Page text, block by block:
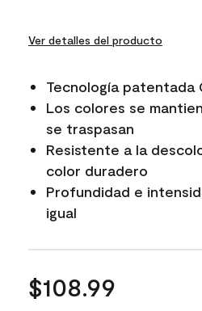
Ver detalles del producto
Tecnología patentada
Los colores se
se traspasan
Resistente a la
color duradero
Profundidad e
igual
$108.99